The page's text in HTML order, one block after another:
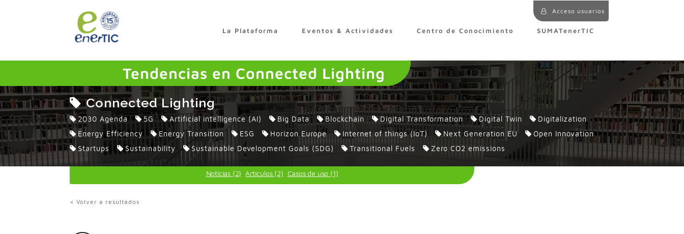
Acceso usuarios
La Plataforma Eventos & Actividades Centro de Conocimiento SUMATenerTIC
Tendencias en Connected Lighting
Connected Lighting
2030 Agenda 5G Artificial intelligence (AI) Big Data Blockchain Digital Transformation Digital Twin
Digitalization
Energy Efficiency
Energy Transition ESG Horizon Europe Internet of things (IoT) Next Generation EU
Open Innovation
Startups
Sustainability Sustainable Development Goals (SDG) Transitional Fuels Zero CO2 emissions
Noticias (2) Artículos (2) Casos de uso (1)
< Volver a resultados